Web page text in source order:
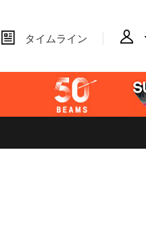
タイムライン